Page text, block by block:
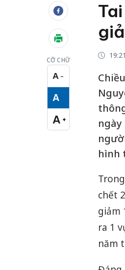
CỠ CHỮ
A −
Cỡ chữ nhỏ
A
Cỡ chữ vừa
A +
Cỡ chữ lớnngày
hình
chết
giảm
ra 1
năm